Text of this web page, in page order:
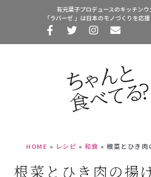
有元葉子プロデュースのキッチンウ
「ラバーゼ 」は日本のモノづくりを応援
HOME » レシピ » 和食 » 根菜とひき肉
根菜とひき肉の揚